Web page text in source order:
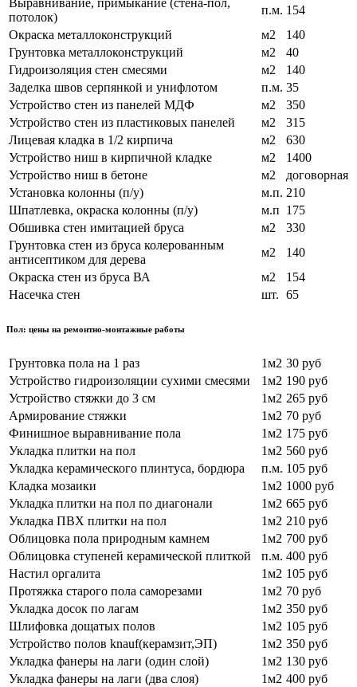
Выравнивание, примыкание (стена-пол,
потолок)
п.м. 154
Окраска металлоконструкций
м2
140
Грунтовка металлоконструкций
м2
40
Гидроизоляция стен смесями
м2
140
Заделка швов серпянкой и унифлотом
п.м. 35
Устройство стен из панелей МДФ
м2
350
Устройство стен из пластиковых панелей
м2
315
Лицевая кладка в 1/2 кирпича
м2
630
Устройство ниш в кирпичной кладке
м2
1400
Устройство ниш в бетоне
м2
договорная
Установка колонны (п/у)
м.п. 210
Шпатлевка, окраска колонны (п/у)
м.п 175
Обшивка стен имитацией бруса
м2
330
Грунтовка стен из бруса колерованным
антисептиком для дерева
м2
140
Окраска стен из бруса ВА
м2
154
Насечка стен
шт. 65
Пол: цены на ремонтно-монтажные работы
Грунтовка пола на 1 раз 1м2 30 руб
Устройство гидроизоляции сухими смесями
1м2 190 руб
Устройство стяжки до 3 см
1м2 265 руб
Армирование стяжки
1м2 70 руб
Финишное выравнивание пола
1м2 175 руб
Укладка плитки на пол
1м2 560 руб
Укладка керамического плинтуса, бордюра
п.м. 105 руб
Кладка мозаики
1м2 1000 руб
Укладка плитки на пол по диагонали
1м2 665 руб
Укладка ПВХ плитки на пол
1м2 210 руб
Облицовка пола природным камнем
1м2 700 руб
Облицовка ступеней керамической плиткой
п.м. 400 руб
Настил оргалита
1м2 105 руб
Протяжка старого пола саморезами
1м2 70 руб
Укладка досок по лагам
1м2 350 руб
Шлифовка дощатых полов
1м2 105 руб
Устройство полов knauf(керамзит,ЭП)
1м2 350 руб
Укладка фанеры на лаги (один слой)
1м2 130 руб
Укладка фанеры на лаги (два слоя)
1м2 400 руб